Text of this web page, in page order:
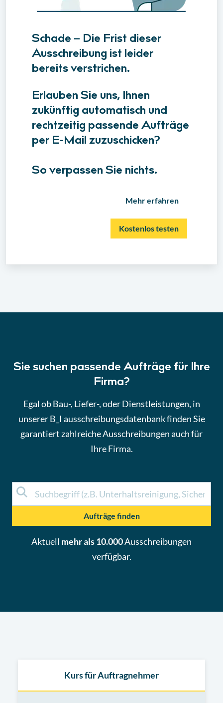
Schade – Die Frist dieser
Ausschreibung ist leider
bereits verstrichen.
Erlauben Sie uns, Ihnen
zukünftig automatisch und
rechtzeitig passende Aufträge
per E-Mail zuzuschicken?
So verpassen Sie nichts.
Mehr erfahren
Kostenlos testen
Sie suchen passende Aufträge für Ihre
Firma?
Egal ob Bau-, Liefer-, oder Dienstleistungen, in
unserer B_I ausschreibungsdatenbank finden Sie
garantiert zahlreiche Ausschreibungen auch für
Ihre Firma.
Aufträge finden
Aktuell mehr als 10.000Ausschreibungen
verfügbar.
Kurs für Auftragnehmer